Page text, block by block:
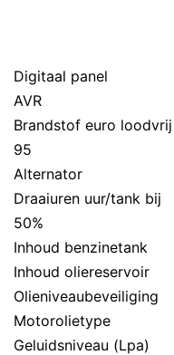
Digitaal panel
AVR
Brandstof euro loodvrij
95
Alternator
Draaiuren uur/tank bij
50%
Inhoud benzinetank
Inhoud oliereservoir
Olieniveaubeveiliging
Motorolietype
Geluidsniveau (Lpa)